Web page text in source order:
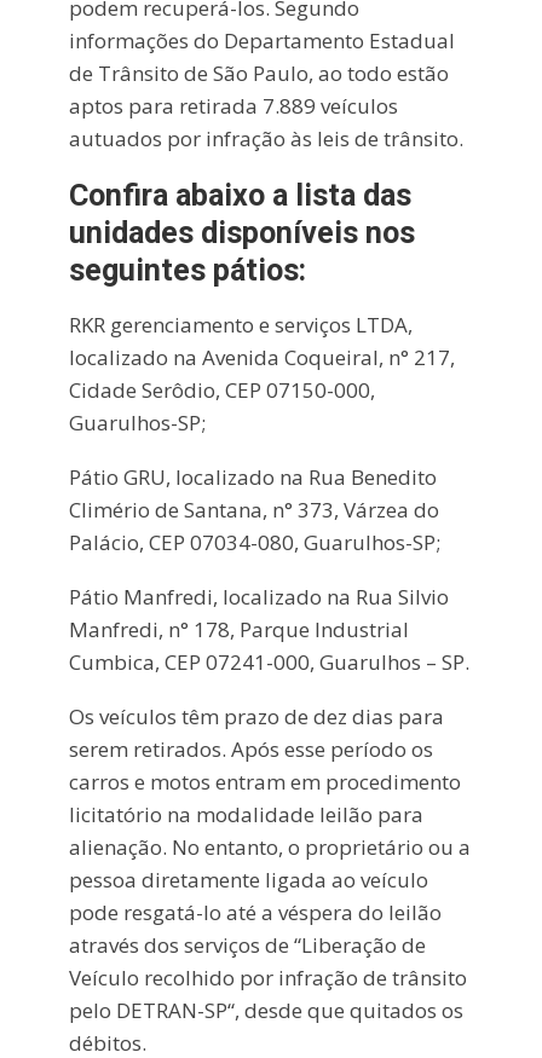
podem recuperá-los. Segundo
informações do Departamento Estadual
de Trânsito de São Paulo, ao todo estão
aptos para retirada 7.889 veículos
autuados por infração às leis de trânsito.
Confira abaixo a lista das
unidades disponíveis nos
seguintes pátios:
RKR gerenciamento e serviços LTDA,
localizado na Avenida Coqueiral, n° 217,
Cidade Serôdio, CEP 07150-000,
Guarulhos-SP;
Pátio GRU, localizado na Rua Benedito
Climério de Santana, n° 373, Várzea do
Palácio, CEP 07034-080, Guarulhos-SP;
Pátio Manfredi, localizado na Rua Silvio
Manfredi, n° 178, Parque Industrial
Cumbica, CEP 07241-000, Guarulhos – SP.
Os veículos têm prazo de dez dias para
serem retirados. Após esse período os
carros e motos entram em procedimento
licitatório na modalidade leilão para
alienação. No entanto, o proprietário ou a
pessoa diretamente ligada ao veículo
pode resgatá-lo até a véspera do leilão
através dos serviços de “Liberação de
Veículo recolhido por infração de trânsito
pelo DETRAN-SP“, desde que quitados os
débitos.